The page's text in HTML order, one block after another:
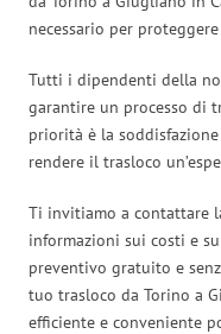
necessario per
Tutti i dipendenti della
garantire un processo di
priorità è la
rendere il trasloco
Ti invitiamo a contattare
informazioni sui costi e
preventivo gratuito e
tuo trasloco da Torino a
efficiente e conveniente